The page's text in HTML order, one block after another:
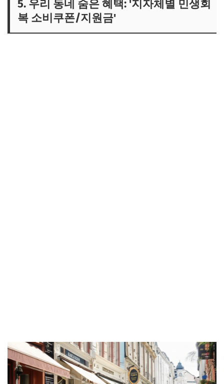
5. 우리 동네 숨은 혜택: '지자체별 민생회
복 소비쿠폰/지원금'